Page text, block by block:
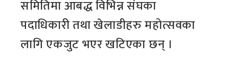
समितिमा आबद्ध विभिन्न संघका
पदाधिकारी तथा खेलाडीहरु महोत्सवका
लागि एकजुट भएर खटिएका छन् ।